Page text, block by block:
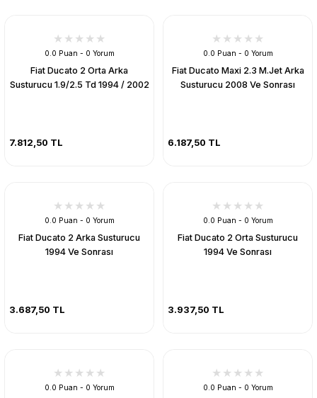
0.0 Puan - 0 Yorum
Fiat Ducato 2 Orta Arka
Susturucu 1.9/2.5 Td 1994 / 2002
7.812,50 TL
0.0 Puan - 0 Yorum
Fiat Ducato Maxi 2.3 M.Jet Arka
Susturucu 2008 Ve Sonrası
6.187,50 TL
0.0 Puan - 0 Yorum
Fiat Ducato 2 Arka Susturucu
1994 Ve Sonrası
3.687,50 TL
0.0 Puan - 0 Yorum
Fiat Ducato 2 Orta Susturucu
1994 Ve Sonrası
3.937,50 TL
0.0 Puan - 0 Yorum 0.0 Puan - 0 Yorum